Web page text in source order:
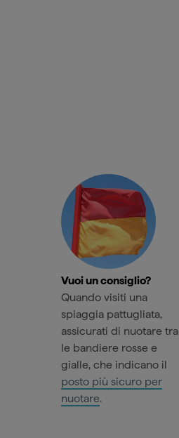
Vuoi un consiglio?
Quando visiti una
spiaggia pattugliata,
assicurati di nuotare tra
le bandiere rosse e
gialle, che indicano il
posto più sicuro per
nuotare.